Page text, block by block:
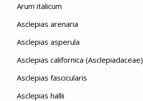
Arum italicum
Asclepias arenaria
Asclepias asperula
Asclepias californica (Asclepiadaceae)
Asclepias fascicularis
Asclepias hallii